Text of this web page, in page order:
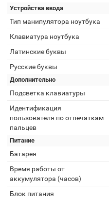
Устройства ввода
Тип манипулятора ноутбука
Клавиатура ноутбука
Латинские буквы
Русские буквы
Дополнительно
Подсветка клавиатуры
Идентификация
пользователя по отпечаткам
пальцев
Питание
Батарея
Время работы от
аккумулятора (часов)
Блок питания